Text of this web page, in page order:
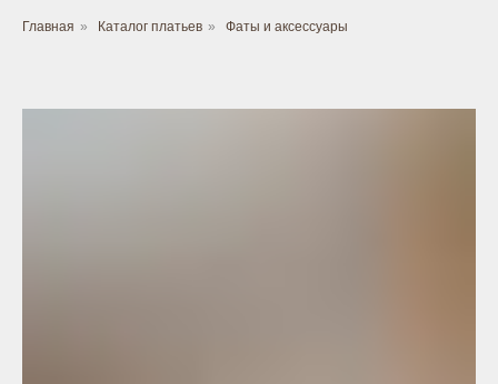
Главная » Каталог платьев » Фаты и аксессуары